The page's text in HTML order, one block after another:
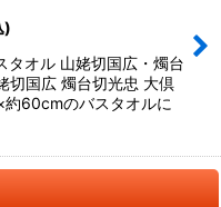
)
オル 山姥切国広・燭台
切国広 燭台切光忠 大倶
60cmのバスタオルに